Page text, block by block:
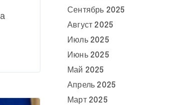
Сентябрь 2025
Август 2025
Июль 2025
Июнь 2025
Май 2025
Апрель 2025
Март 2025